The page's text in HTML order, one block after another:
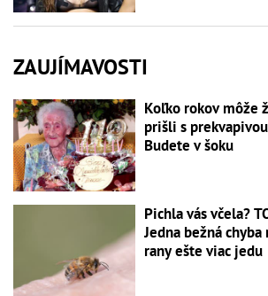
ZAUJÍMAVOSTI
Koľko rokov môže
prišli s
Budete v šoku
Pichla vás včela?
Jedna bežná
rany ešte viac jedu